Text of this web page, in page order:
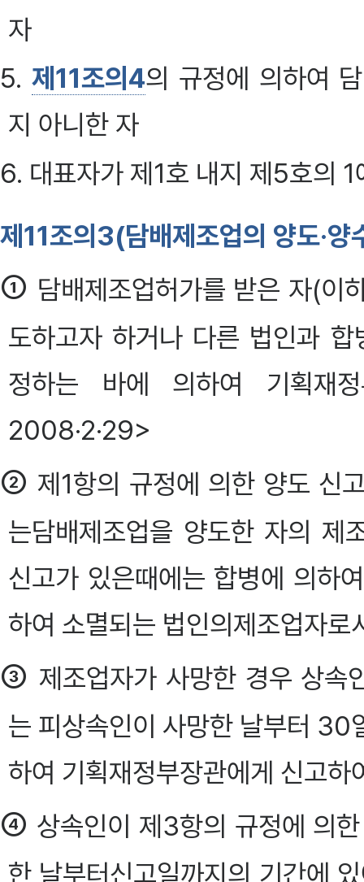
자
5. 제11조의4의 규정에 의하여
지 아니한 자
6. 대표자가 제1호 내지 제5호의
제11조의3(담배제조업의 양도·양
① 담배제조업허가를 받은 자(이
도하고자 하거나 다른 법인과
정하는 바에 의하여 기획재
2008·2·29>
② 제1항의 규정에 의한 양도 신
는담배제조업을 양도한 자의 제
신고가 있은때에는 합병에 의하
하여 소멸되는 법인의제조업자로
③ 제조업자가 사망한 경우 상속
는 피상속인이 사망한 날부터 30
하여 기획재정부장관에게 신고
④ 상속인이 제3항의 규정에 의
한 날부터신고일까지의 기간에